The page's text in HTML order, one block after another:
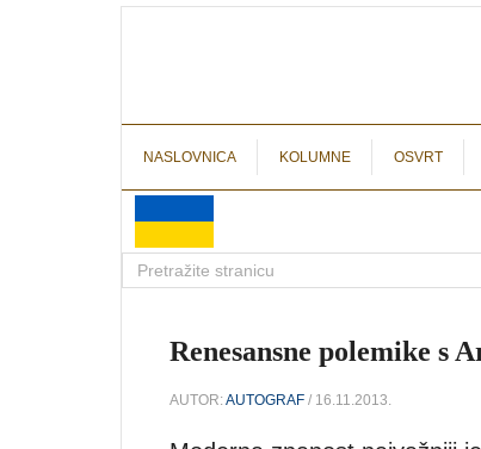
NASLOVNICA KOLUMNE OSVRT
Renesansne polemike s
AUTOR:AUTOGRAF / 16.11.2013.